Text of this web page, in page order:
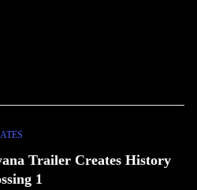
Trailer Creates History
1